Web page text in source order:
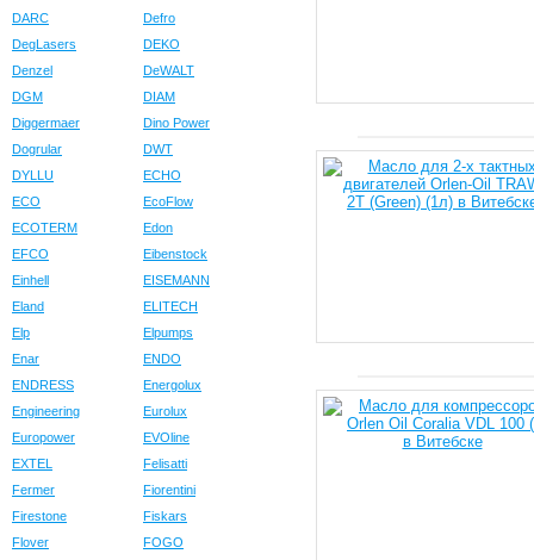
DARC
Defro
DegLasers
DEKO
Denzel
DeWALT
DGM
DIAM
Diggermaer
Dino Power
Dogrular
DWT
DYLLU
ECHO
ECO
EcoFlow
ECOTERM
Edon
EFCO
Eibenstock
Einhell
EISEMANN
Eland
ELITECH
Elp
Elpumps
Enar
ENDO
ENDRESS
Energolux
Engineering
Eurolux
Europower
EVOline
EXTEL
Felisatti
Fermer
Fiorentini
Firestone
Fiskars
Flover
FOGO